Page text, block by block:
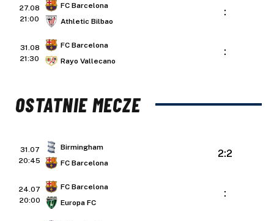
27.08
21:00
FC Barcelona
Athletic Bilbao
:
31.08
21:30
FC Barcelona
Rayo Vallecano
:
OSTATNIE MECZE
31.07
20:45
Birmingham
FC Barcelona
2:2
24.07
20:00
FC Barcelona
Europa FC
: